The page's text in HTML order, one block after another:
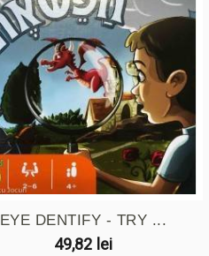
EYE DENTIFY - TRY ...
49,82 lei